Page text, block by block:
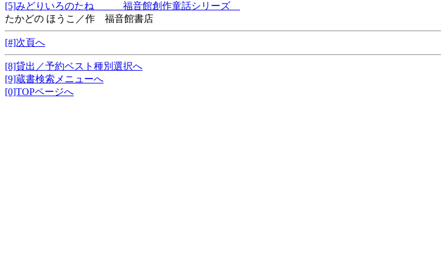
[5]みどりいろのたね 福音館創作童話シリーズ
たかどの ほうこ／作 福音館書店
[#]次頁へ
[8]貸出／予約ベスト種別選択へ
[9]蔵書検索メニューへ
[0]TOPページへ